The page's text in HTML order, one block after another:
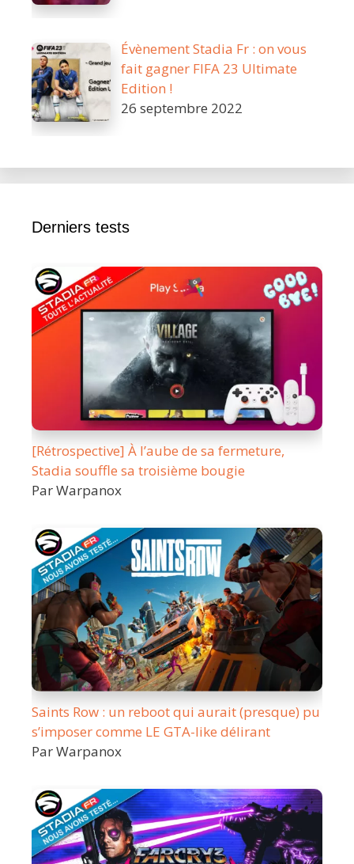
Évènement Stadia Fr : on vous
fait gagner FIFA 23 Ultimate
Edition !
26 septembre 2022
Derniers tests
[Rétrospective] À l’aube de sa fermeture,
Stadia souffle sa troisième bougie
Par Warpanox
Saints Row : un reboot qui aurait (presque) pu
s’imposer comme LE GTA-like délirant
Par Warpanox